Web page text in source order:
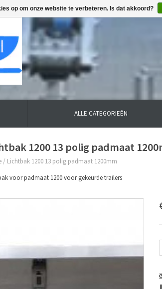
ALLE CATEGORIEËN
1200 13 polig padmaat
/ Lichtbak 1200 13 polig padmaat 1200mm
voor padmaat 1200 voor gekeurde trailers
op om onze website te verbeteren. Is dat akkoord?